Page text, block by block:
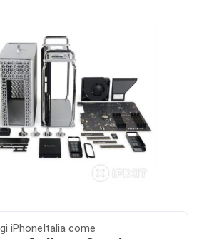
iPhoneItalia come